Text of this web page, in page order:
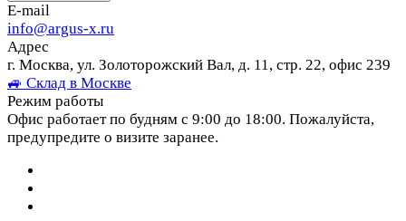
E-mail
info@argus-x.ru
Адрес
г. Москва, ул. Золоторожский Вал, д. 11, стр. 22, офис 239
🚙 Склад в Москве
Режим работы
Офис работает по будням с 9:00 до 18:00. Пожалуйста,
предупредите о визите заранее.